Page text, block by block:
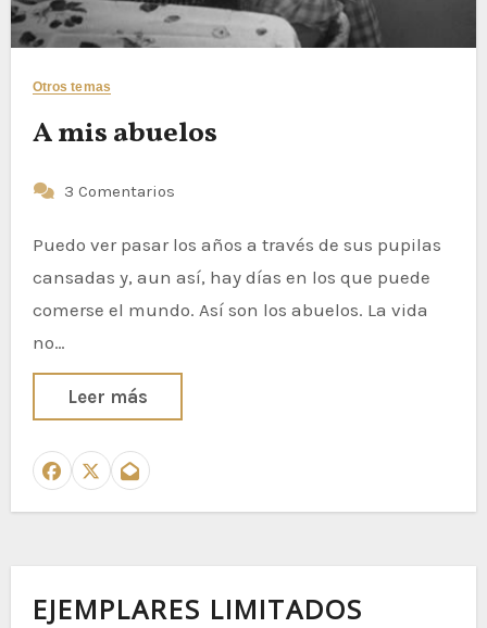
Otros temas
A mis abuelos
3 Comentarios
Puedo ver pasar los años a través de sus pupilas
cansadas y, aun así, hay días en los que puede
comerse el mundo. Así son los abuelos. La vida
no…
Leer más
EJEMPLARES LIMITADOS